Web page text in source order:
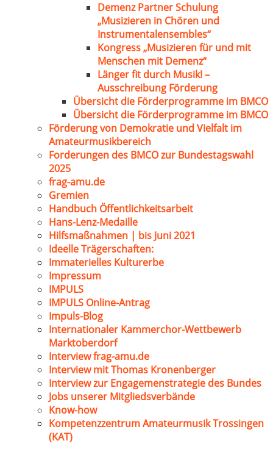
Demenz Partner Schulung
„Musizieren in Chören und
Instrumentalensembles“
Kongress „Musizieren für und mit
Menschen mit Demenz“
Länger fit durch Musik! –
Ausschreibung Förderung
Übersicht die Förderprogramme im BMCO
Übersicht die Förderprogramme im BMCO
Förderung von Demokratie und Vielfalt im
Amateurmusikbereich
Forderungen des BMCO zur Bundestagswahl
2025
frag-amu.de
Gremien
Handbuch Öffentlichkeitsarbeit
Hans-Lenz-Medaille
Hilfsmaßnahmen | bis Juni 2021
Ideelle Trägerschaften:
Immaterielles Kulturerbe
Impressum
IMPULS
IMPULS Online-Antrag
Impuls-Blog
Internationaler Kammerchor-Wettbewerb
Marktoberdorf
Interview frag-amu.de
Interview mit Thomas Kronenberger
Interview zur Engagemenstrategie des Bundes
Jobs unserer Mitgliedsverbände
Know-how
Kompetenzzentrum Amateurmusik Trossingen
(KAT)